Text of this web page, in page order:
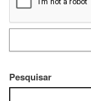
Pesquisar